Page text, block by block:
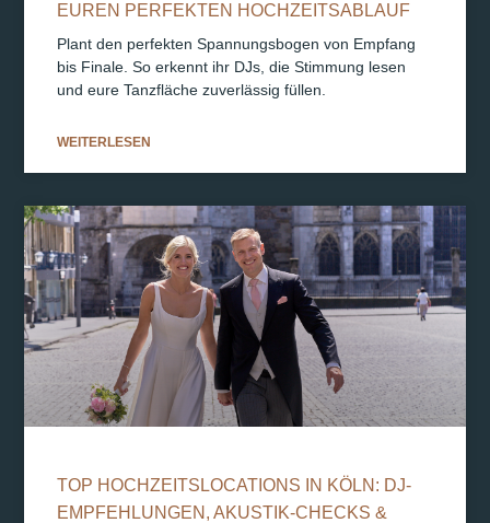
EUREN PERFEKTEN HOCHZEITSABLAUF
Plant den perfekten Spannungsbogen von Empfang
bis Finale. So erkennt ihr DJs, die Stimmung lesen
und eure Tanzfläche zuverlässig füllen.
WEITERLESEN
TOP HOCHZEITSLOCATIONS IN KÖLN: DJ-
EMPFEHLUNGEN, AKUSTIK-CHECKS &